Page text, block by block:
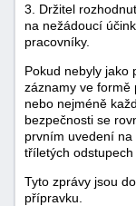
3. Držitel
na nežádoucí
pracovníky.
Pokud nebyly jako
záznamy ve formě
nebo nejméně
bezpečnosti se
prvním uvedení
tříletých
Tyto zprávy jsou
přípravku.